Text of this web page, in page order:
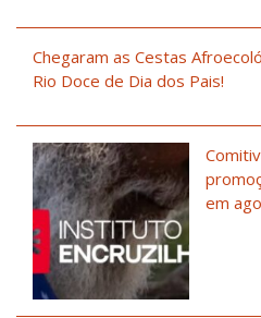
Chegaram as Cestas
Rio Doce de Dia dos Pais!
em